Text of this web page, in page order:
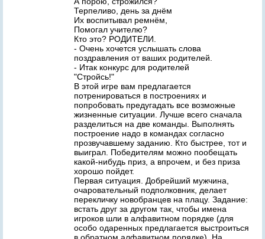
Терпеливо, день за днём
Их воспитывал ремнём,
Помогал учителю?
Кто это? РОДИТЕЛИ.
- Очень хочется услышать слова
поздравления от ваших родителей.
- Итак конкурс для родителей
"Стройсь!"
В этой игре вам предлагается
потренироваться в построениях и
попробовать предугадать все возможные
жизненные ситуации. Лучше всего сначала
разделиться на две команды. Выполнять
построение надо в командах согласно
прозвучавшему заданию. Кто быстрее, тот и
выиграл. Победителям можно пообещать
какой-нибудь приз, а впрочем, и без приза
хорошо пойдет.
Первая ситуация. Добрейший мужчина,
очаровательный подполковник, делает
перекличку новобранцев на плацу. Задание:
встать друг за другом так, чтобы имена
игроков шли в алфавитном порядке (для
особо одаренных предлагается выстроиться